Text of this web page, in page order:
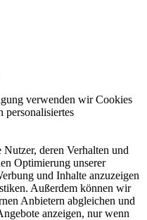
verwenden wir Cookies
personalisiertes
deren Verhalten und
Optimierung unserer
und Inhalte anzuzeigen
Außerdem können wir
Anbietern abgleichen und
anzeigen, nur wenn